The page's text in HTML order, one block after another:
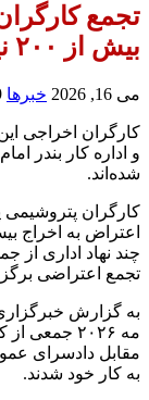
تجمع
بیش از ۲۰۰ نیروی بومی
می 16, 2026 خبرها 9
کارگران اخراجی
و اداره کار بندر
شده‌اند.
کارگران پتروشیمی
چند نهاد اداری از
تجمع اعتراضی
مه ۲۰۲۶
مقابل دادسرای
به کار خود شدند.